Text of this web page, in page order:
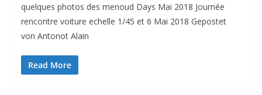
quelques photos des menoud Days Mai 2018 Journée
rencontre voiture echelle 1/45 et 6 Mai 2018 Gepostet
von Antonot Alain
Read More